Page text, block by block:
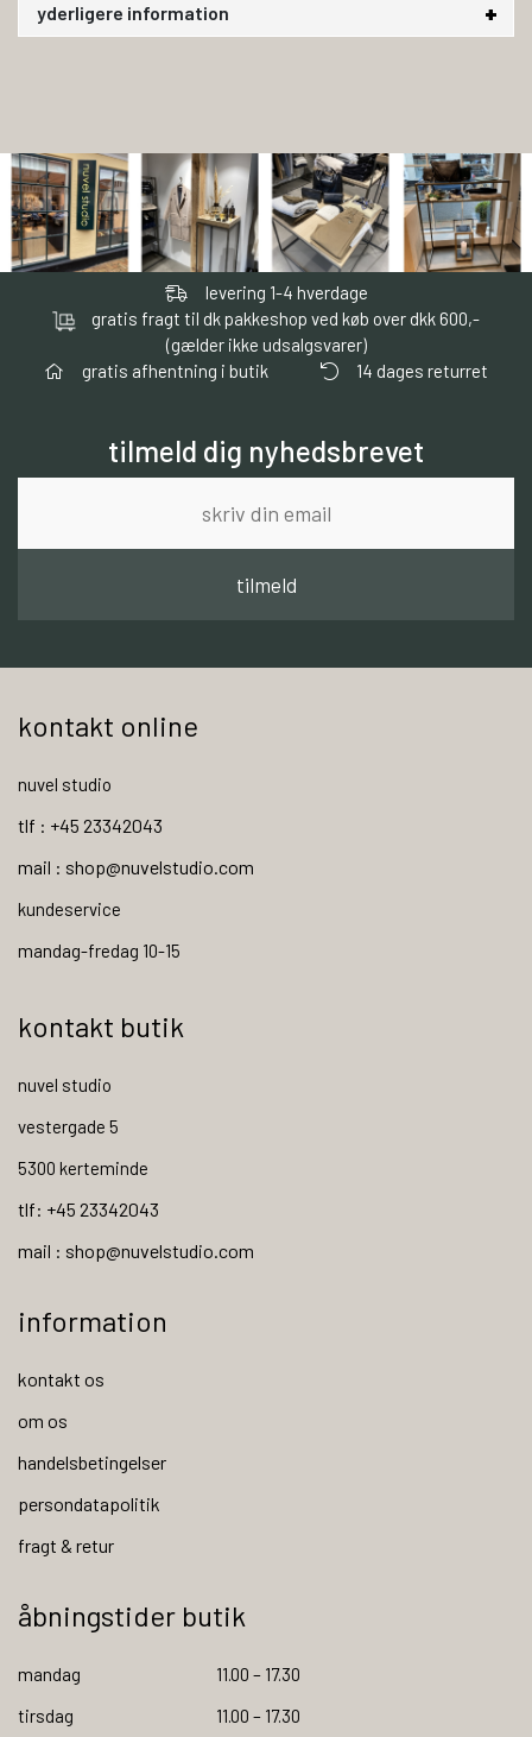
yderligere information
levering 1-4 hverdage
gratis fragt til dk pakkeshop ved køb over dkk 600,-
(gælder ikke udsalgsvarer)
gratis afhentning i butik
14 dages returret
tilmeld dig nyhedsbrevet
tilmeld
kontakt online
nuvel studio
tlf : +45 23342043
mail : shop@nuvelstudio.com
kundeservice
mandag-fredag 10-15
kontakt butik
nuvel studio
vestergade 5
5300 kerteminde
tlf: +45 23342043
mail : shop@nuvelstudio.com
information
kontakt os
om os
handelsbetingelser
persondatapolitik
fragt & retur
åbningstider butik
mandag
11.00 – 17.30
tirsdag
11.00 – 17.30